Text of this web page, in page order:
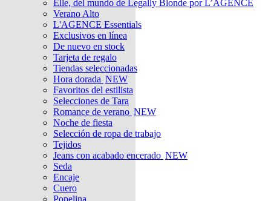
Elle, del mundo de Legally Blonde por L’AGENCE
Verano Alto
L'AGENCE Essentials
Exclusivos en línea
De nuevo en stock
Tarjeta de regalo
Tiendas seleccionadas
Hora dorada NEW
Favoritos del estilista
Selecciones de Tara
Romance de verano NEW
Noche de fiesta
Selección de ropa de trabajo
Tejidos
Jeans con acabado encerado NEW
Seda
Encaje
Cuero
Popelina